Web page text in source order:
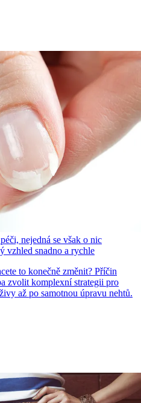
nejedná se však o nic
vzhled snadno a rychle
to konečně změnit? Příčin
zvolit komplexní strategii pro
až po samotnou úpravu nehtů.